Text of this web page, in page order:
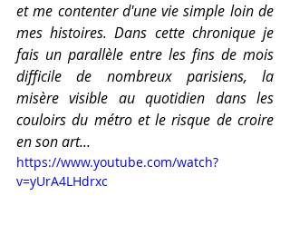
et me contenter d'une vie simple loin de
mes histoires. Dans cette chronique je
fais un parallèle entre les fins de mois
difficile de nombreux parisiens, la
misère visible au quotidien dans les
couloirs du métro et le risque de croire
en son art...
https://www.youtube.com/watch?
v=yUrA4LHdrxc